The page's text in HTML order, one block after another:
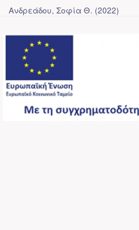
Ανδρεάδου, Σοφία Θ. (2022)